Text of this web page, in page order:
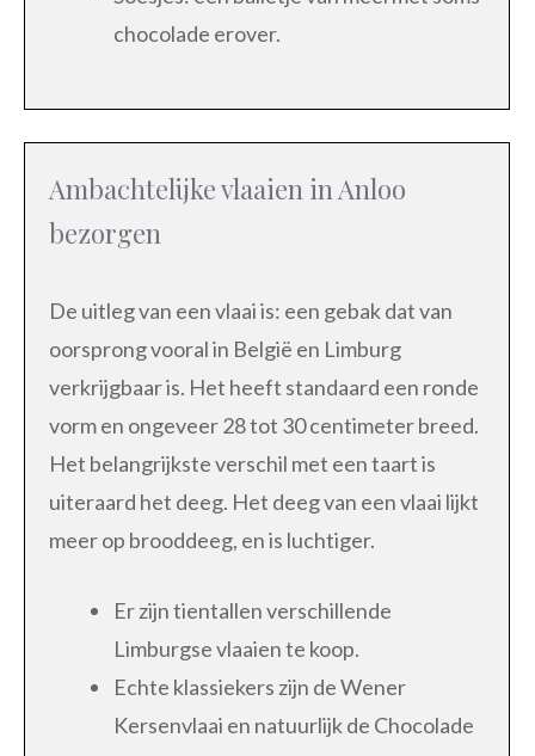
chocolade erover.
Ambachtelijke vlaaien in Anloo
bezorgen
De uitleg van een vlaai is: een gebak dat van
oorsprong vooral in België en Limburg
verkrijgbaar is. Het heeft standaard een ronde
vorm en ongeveer 28 tot 30 centimeter breed.
Het belangrijkste verschil met een taart is
uiteraard het deeg. Het deeg van een vlaai lijkt
meer op brooddeeg, en is luchtiger.
Er zijn tientallen verschillende
Limburgse vlaaien te koop.
Echte klassiekers zijn de Wener
Kersenvlaai en natuurlijk de Chocolade